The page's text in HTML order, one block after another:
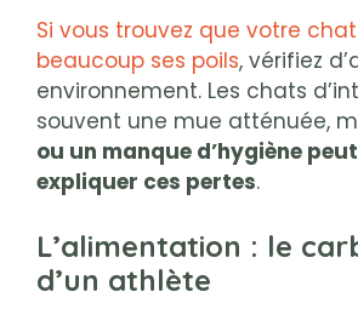
Si vous trouvez que votre
beaucoup ses poils, vérifiez
environnement. Les chats
souvent une mue atténuée,
ou un manque d’hygiène
expliquer ces pertes.
L’alimentation : le
d’un athlète